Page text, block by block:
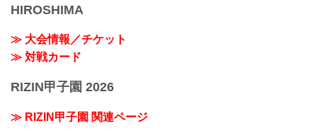
HIROSHIMA
≫ 大会情報／チケット
≫ 対戦カード
RIZIN甲子園 2026
≫ RIZIN甲子園 関連ページ